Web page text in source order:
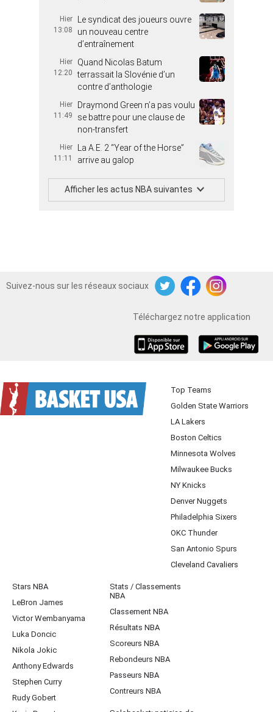
Hier
13:08
Le syndicat des joueurs ouvre
un nouveau centre
d’entraînement
Hier
12:20
Quand Nicolas Batum
terrassait la Slovénie d’un
contre d’anthologie
Hier
11:49
Draymond Green n’a pas voulu
se battre pour une clause de
non-transfert
Hier
11:11
La A.E. 2 “Year of the Horse”
arrive au galop
Afficher les actus NBA suivantes
Suivez-nous sur les réseaux sociaux
TwitterFacebookInstagram
Téléchargez notre application
Top Teams
Golden State Warriors
LA Lakers
Boston Celtics
Minnesota Wolves
Milwaukee Bucks
NY Knicks
Denver Nuggets
Philadelphia Sixers
OKC Thunder
San Antonio Spurs
Cleveland Cavaliers
Stars NBA
LeBron James
Victor Wembanyama
Luka Doncic
Nikola Jokic
Anthony Edwards
Stephen Curry
Rudy Gobert
Stats / Classements
NBA
Classement NBA
Résultats NBA
Scoreurs NBA
Rebondeurs NBA
Passeurs NBA
Contreurs NBA